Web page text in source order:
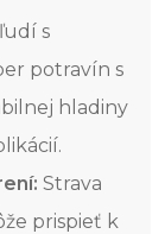
s
potravín s
hladiny
Strava
prispieť k